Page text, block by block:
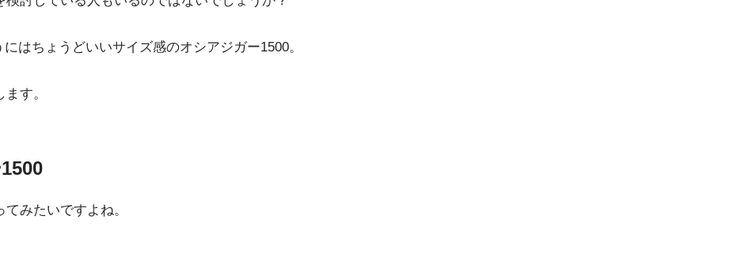
はちょうどいいサイズ感のオシアジガー1500。
す。
みたいですよね。